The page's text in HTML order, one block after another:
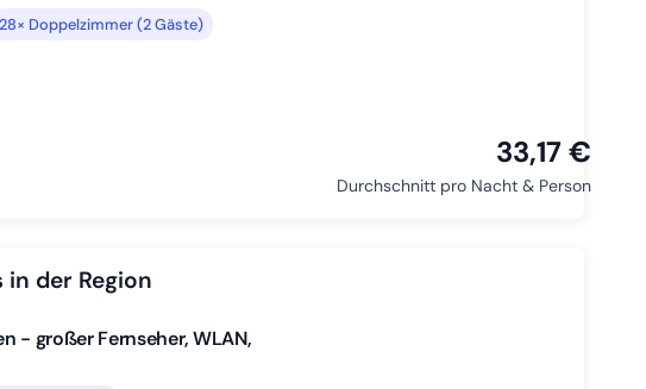
28× Doppelzimmer (2 Gäste)
33,17 €
Durchschnitt pro Nacht & Person
der Region
- großer Fernseher, WLAN,